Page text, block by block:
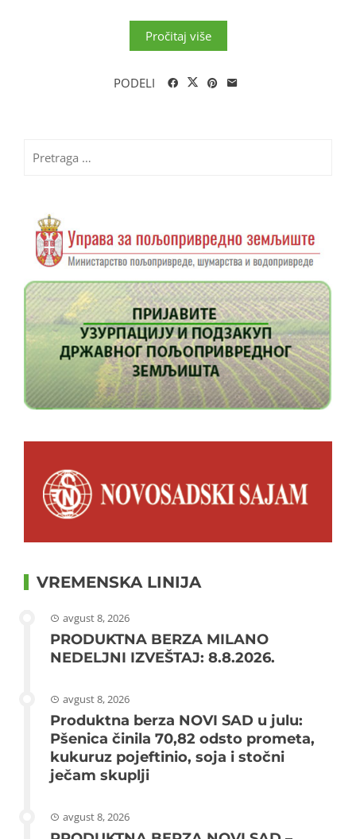
Pročitaj više
PODELI
za:
VREMENSKA LINIJA
avgust 8, 2026
PRODUKTNA BERZA MILANO
NEDELJNI IZVEŠTAJ: 8.8.2026.
avgust 8, 2026
Produktna berza NOVI SAD u julu:
Pšenica činila 70,82 odsto prometa,
kukuruz pojeftinio, soja i stočni
ječam skuplji
avgust 8, 2026